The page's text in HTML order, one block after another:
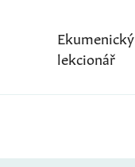
Ekumenický
lekcionář